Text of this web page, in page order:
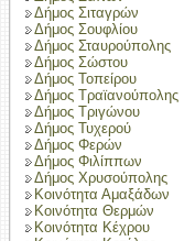
Δήμος Σιταγρών
Δήμος Σουφλίου
Δήμος Σταυρούπολης
Δήμος Σώστου
Δήμος Τοπείρου
Δήμος Τραϊανούπολης
Δήμος Τριγώνου
Δήμος Τυχερού
Δήμος Φερών
Δήμος Φιλίππων
Δήμος Χρυσούπολης
Κοινότητα Αμαξάδων
Κοινότητα Θερμών
Κοινότητα Κέχρου